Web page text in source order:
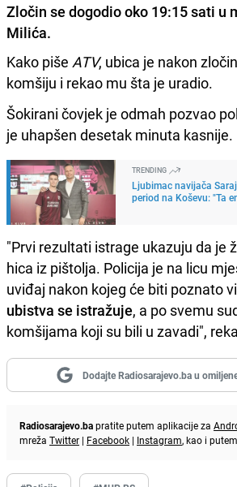
Zločin se dogodio oko 19:15 sati u
Milića.
Kako piše ATV, ubica je nakon
komšiju i rekao mu šta je uradio.
Šokirani čovjek je odmah pozvao
je uhapšen desetak minuta kasnije.
TRENDING
Ljubimac navijača
period na Koševu: "Ta
"Prvi rezultati istrage ukazuju da je
hica iz pištolja. Policija je na licu
uviđaj nakon kojeg će biti poznato
ubistva se istražuje, a po svemu
komšijama koji su bili u zavadi",
Dodajte Radiosarajevo.ba u
Radiosarajevo.bapratite putem aplikacije za
mreža Twitter | Facebook | Instagram, kao i